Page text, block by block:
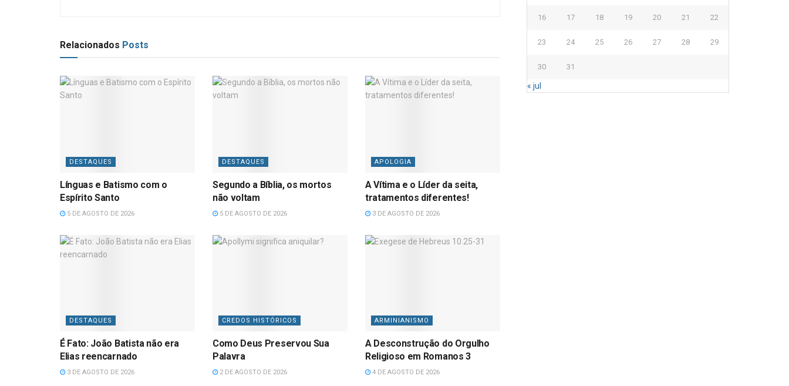
Relacionados Posts
DESTAQUES
Línguas e Batismo com o
Espírito Santo
5 DE AGOSTO DE 2026
DESTAQUES
Segundo a Bíblia, os mortos
não voltam
5 DE AGOSTO DE 2026
APOLOGIA
A Vítima e o Líder da seita,
tratamentos diferentes!
3 DE AGOSTO DE 2026
DESTAQUES
É Fato: João Batista não era
Elias reencarnado
3 DE AGOSTO DE 2026
CREDOS HISTÓRICOS
Como Deus Preservou Sua
Palavra
2 DE AGOSTO DE 2026
ARMINIANISMO
A Desconstrução do Orgulho
Religioso em Romanos 3
4 DE AGOSTO DE 2026
16 17 18 19 20 21 22
23 24 25 26 27 28 29
30 31
« jul